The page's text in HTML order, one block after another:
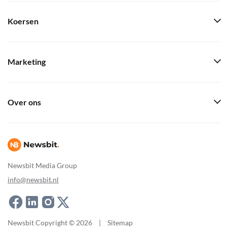
Newsbit Media Group
info@newsbit.nl
Koersen
Marketing
Over ons
Newsbit Copyright © 2026 | Sitemap